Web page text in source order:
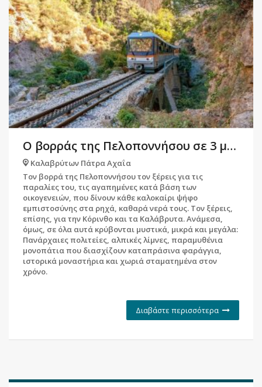
Ο βορράς της Πελοποννήσου σε 3 μέρες και 10 στάσεις
Καλαβρύτων Πάτρα Αχαΐα
Τον βορρά της Πελοποννήσου τον ξέρεις για τις
παραλίες του, τις αγαπημένες κατά βάση των
οικογενειών, που δίνουν κάθε καλοκαίρι ψήφο
εμπιστοσύνης στα ρηχά, καθαρά νερά τους. Τον ξέρεις,
επίσης, για την Κόρινθο και τα Καλάβρυτα. Ανάμεσα,
όμως, σε όλα αυτά κρύβονται μυστικά, μικρά και μεγάλα:
Πανάρχαιες πολιτείες, αλπικές λίμνες, παραμυθένια
μονοπάτια που διασχίζουν καταπράσινα φαράγγια,
ιστορικά μοναστήρια και χωριά σταματημένα στον
χρόνο.
Διαβάστε περισσότερα